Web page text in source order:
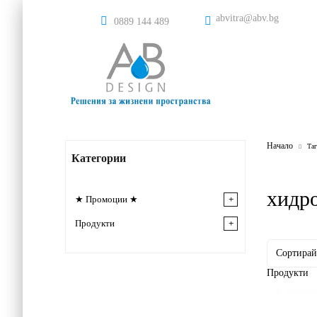
0889 144 489 abvitra@abv.bg
Категории
★ Промоции ★
Продукти
Начало
Продукти